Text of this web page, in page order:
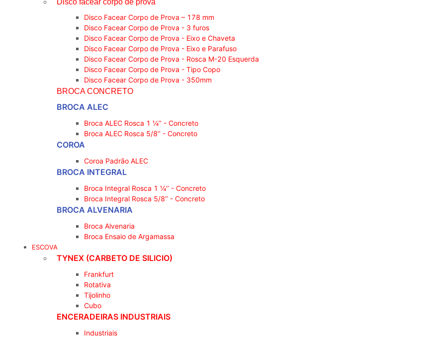
Disco Facear Corpo de Prova – 178 mm
Disco Facear Corpo de Prova - 3 furos
Disco Facear Corpo de Prova - Eixo e Chaveta
Disco Facear Corpo de Prova - Eixo e Parafuso
Disco Facear Corpo de Prova - Rosca M-20 Esquerda
Disco Facear Corpo de Prova - Tipo Copo
Disco Facear Corpo de Prova - 350mm
BROCA CONCRETO
BROCA ALEC
Broca ALEC Rosca 1 ¼’’ - Concreto
Broca ALEC Rosca 5/8’’ - Concreto
COROA
Coroa Padrão ALEC
BROCA INTEGRAL
Broca Integral Rosca 1 ¼’’ - Concreto
Broca Integral Rosca 5/8’’ - Concreto
BROCA ALVENARIA
Broca Alvenaria
Broca Ensaio de Argamassa
ESCOVA
TYNEX (CARBETO DE SILICIO)
Frankfurt
Rotativa
Tijolinho
Cubo
ENCERADEIRAS INDUSTRIAIS
Industriais